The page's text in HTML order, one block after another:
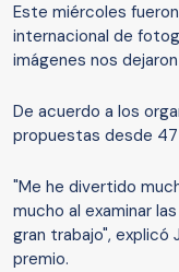
Este miércoles
internacional de
imágenes nos
De acuerdo a los
propuestas desde
"Me he divertido
mucho al examinar
gran trabajo", explicó
premio.